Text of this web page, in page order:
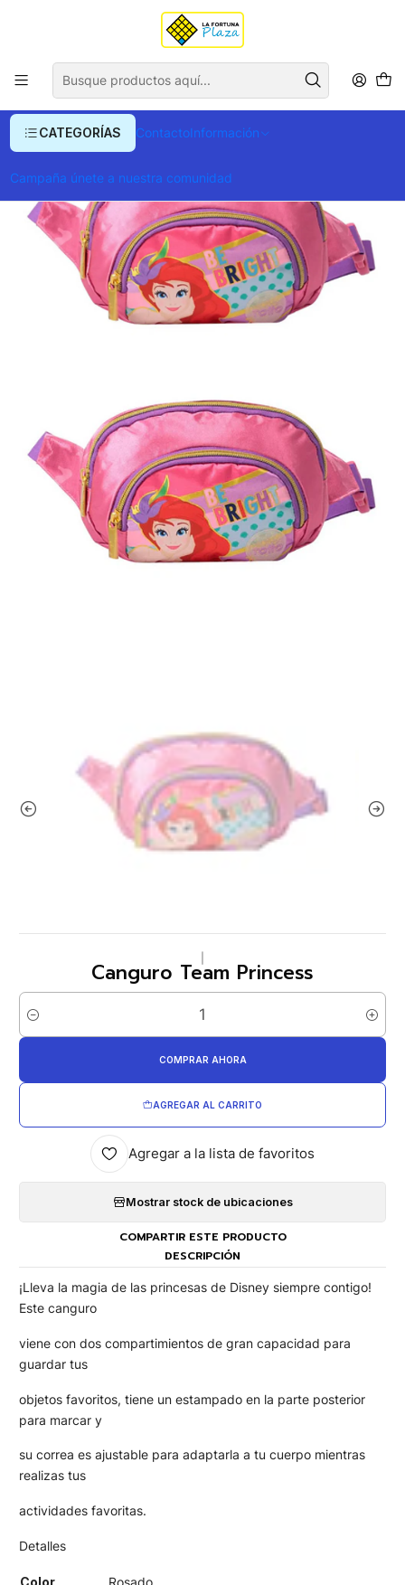
CATEGORÍAS ContactoInformación
Campaña únete a nuestra comunidad
Envío gratis para compras superiores a $ 400.000
Canguro Team Princess
Canguro Team Princess
Cantidad
AGREGAR AL CARRITO
COMPRAR AHORA
Agregar a la lista de favoritos
Mostrar stock de ubicaciones
COMPARTIR ESTE PRODUCTO
DESCRIPCIÓN
¡Lleva la magia de las princesas de Disney siempre contigo!
Este canguro
viene con dos compartimientos de gran capacidad para
guardar tus
objetos favoritos, tiene un estampado en la parte posterior
para marcar y
su correa es ajustable para adaptarla a tu cuerpo mientras
realizas tus
actividades favoritas.
Detalles
Color
Rosado